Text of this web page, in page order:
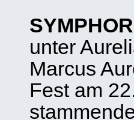
unter
Marcus
Fest am